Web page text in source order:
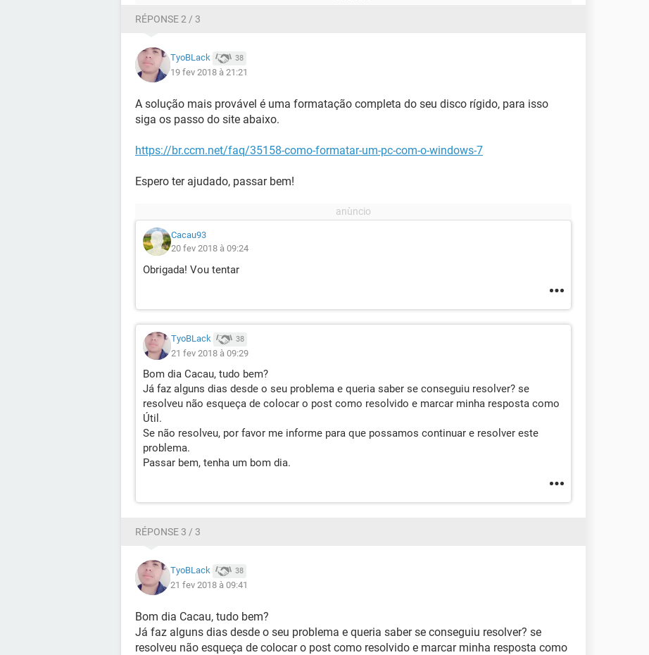
RÉPONSE 2 / 3
TyoBLack 38
19 fev 2018 à 21:21
A solução mais provável é uma formatação completa do seu disco rígido, para isso
siga os passo do site abaixo.
https://br.ccm.net/faq/35158-como-formatar-um-pc-com-o-windows-7
Espero ter ajudado, passar bem!
Cacau93
20 fev 2018 à 09:24
Obrigada! Vou tentar
TyoBLack 38
21 fev 2018 à 09:29
Bom dia Cacau, tudo bem?
Já faz alguns dias desde o seu problema e queria saber se conseguiu resolver? se
resolveu não esqueça de colocar o post como resolvido e marcar minha resposta como
Útil.
Se não resolveu, por favor me informe para que possamos continuar e resolver este
problema.
Passar bem, tenha um bom dia.
RÉPONSE 3 / 3
TyoBLack 38
21 fev 2018 à 09:41
Bom dia Cacau, tudo bem?
Já faz alguns dias desde o seu problema e queria saber se conseguiu resolver? se
resolveu não esqueça de colocar o post como resolvido e marcar minha resposta como